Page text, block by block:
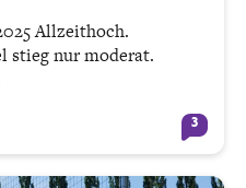
Allzeithoch.
stieg nur moderat.
3